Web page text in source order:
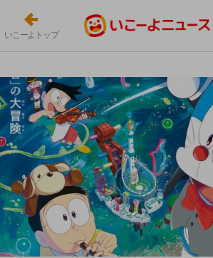
いこーよトップ